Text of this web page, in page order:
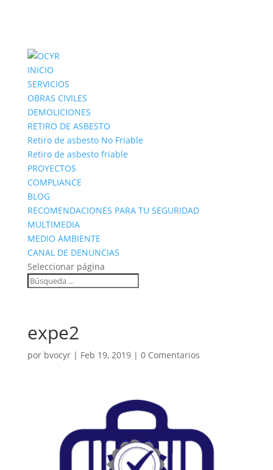
INICIO
SERVICIOS
OBRAS CIVILES
DEMOLICIONES
RETIRO DE ASBESTO
Retiro de asbesto No Friable
Retiro de asbesto friable
PROYECTOS
COMPLIANCE
BLOG
RECOMENDACIONES PARA TU SEGURIDAD
MULTIMEDIA
MEDIO AMBIENTE
CANAL DE DENUNCIAS
Seleccionar página
expe2
por bvocyr| Feb 19, 2019| 0 Comentarios